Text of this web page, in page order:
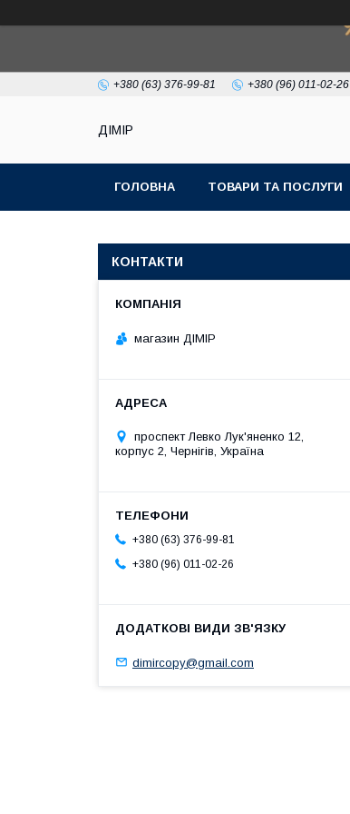
+380 (63) 376-99-81 +380 (96) 011-02-26
ДІМІР
ГОЛОВНА ТОВАРИ ТА ПОСЛУГИ
КОНТАКТИ
магазин ДІМІР
проспект Левко Лук'яненко 12,
корпус 2, Чернігів, Україна
+380 (63) 376-99-81
+380 (96) 011-02-26
dimircopy@gmail.com